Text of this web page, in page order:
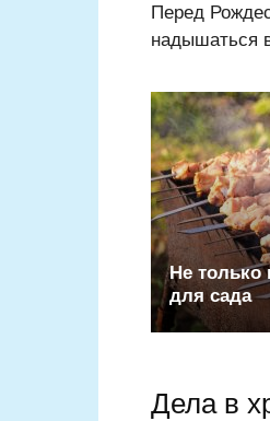
Перед
надышаться
Не только
для сада
Дела в